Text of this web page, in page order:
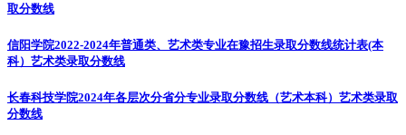
取分数线
信阳学院2022-2024年普通类、艺术类专业在豫招生录取分数线统计表(本
科） 艺术类录取分数线
长春科技学院2024年各层次分省分专业录取分数线（艺术本科） 艺术类录取
分数线